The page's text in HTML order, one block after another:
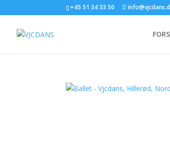
+45 51 34 33 50